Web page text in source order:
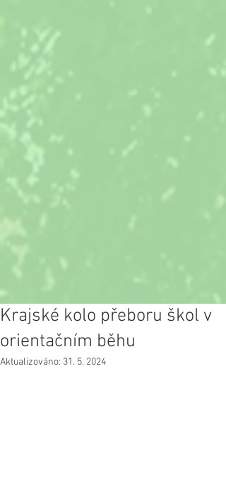
Krajské kolo přeboru škol v
orientačním běhu
Aktualizováno: 31. 5. 2024